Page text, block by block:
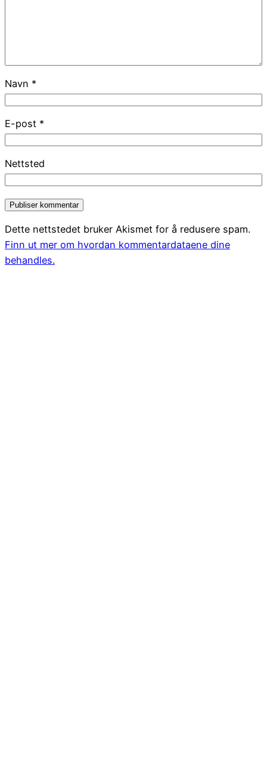
Navn *
E-post *
Nettsted
Dette nettstedet bruker Akismet for å redusere spam.
Finn ut mer om hvordan kommentardataene dine
behandles.